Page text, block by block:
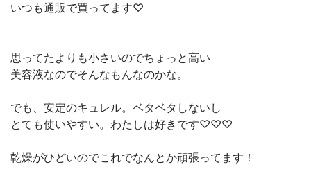
いつも通販で買ってます♡
思ってたよりも小さいのでちょっと高い
美容液なのでそんなもんなのかな。
でも、安定のキュレル。ベタベタしないし
とても使いやすい。わたしは好きです♡♡♡
乾燥がひどいのでこれでなんとか頑張ってます！